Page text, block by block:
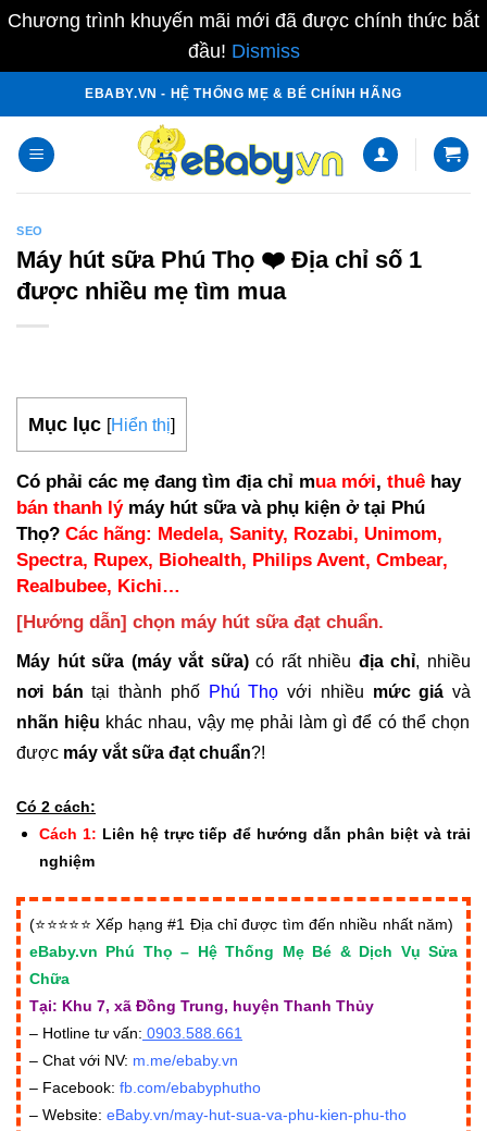
Chương trình khuyến mãi mới đã được chính thức bắt
đầu! Dismiss
content
EBABY.VN - HỆ THỐNG MẸ & BÉ CHÍNH HÃNG
SEO
Máy hút sữa Phú Thọ ❤️️ Địa chỉ số 1
được nhiều mẹ tìm mua
Mục lục [Hiển thị]
Có phải các mẹ đang tìm địa chỉ mua mới, thuê hay
bán thanh lý máy hút sữa và phụ kiện ở tại Phú
Thọ? Các hãng: Medela, Sanity, Rozabi, Unimom,
Spectra, Rupex, Biohealth, Philips Avent, Cmbear,
Realbubee, Kichi…
[Hướng dẫn] chọn máy hút sữa đạt chuẩn.
Máy hút sữa (máy vắt sữa)có rất nhiều địa chỉ, nhiều
nơi bán tại thành phố Phú Thọ với nhiều mức giá và
nhãn hiệu khác nhau, vậy mẹ phải làm gì để có thể chọn
được máy vắt sữa đạt chuẩn?!
Có 2 cách:
Cách 1: Liên hệ trực tiếp để hướng dẫn phân biệt và trải
nghiệm
(⭐⭐⭐⭐⭐ Xếp hạng #1 Địa chỉ được tìm đến nhiều nhất năm)
eBaby.vn Phú Thọ – Hệ Thống Mẹ Bé & Dịch Vụ Sửa
Chữa
Tại: Khu 7, xã Đồng Trung, huyện Thanh Thủy
– Hotline tư vấn: 0903.588. 661
– Chat với NV: m.me/ebaby.vn
– Facebook: fb.com/ebabyphutho
– Website: eBaby.vn/may-hut-sua-va-phu-kien-phu-tho